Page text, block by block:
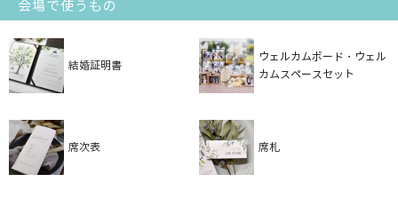
会場で使うもの
結婚証明書
ウェルカムボード・ウェル
カムスペースセット
席次表 席札